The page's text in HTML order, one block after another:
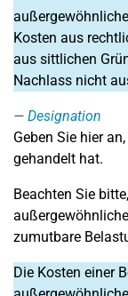
Kosten aus
aus sittlichen
Nachlass nicht
Designation
Geben Sie hier
gehandelt hat.
Beachten Sie
zumutbare
Die Kosten einer